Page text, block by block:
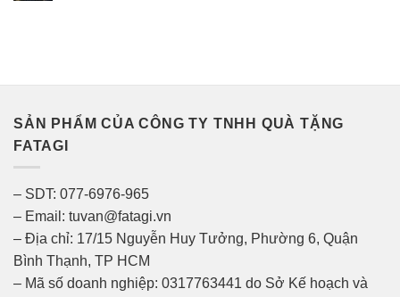
SẢN PHẨM CỦA CÔNG TY TNHH QUÀ TẶNG
FATAGI
– SDT: 077-6976-965
– Email: tuvan@fatagi.vn
– Địa chỉ: 17/15 Nguyễn Huy Tưởng, Phường 6, Quận
Bình Thạnh, TP HCM
– Mã số doanh nghiệp: 0317763441 do Sở Kế hoạch và